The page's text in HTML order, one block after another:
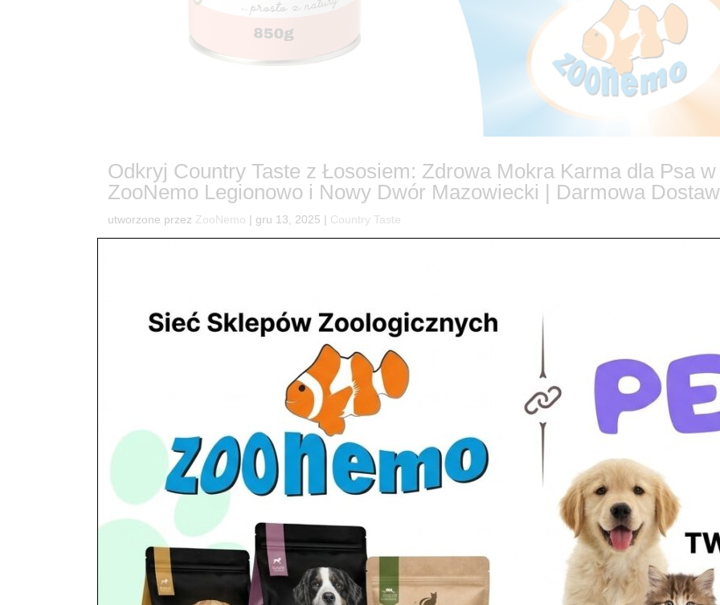
Odkryj Country Taste z Łososiem: Zdrowa Mokra Karma dla Psa w
ZooNemo Legionowo i Nowy Dwór Mazowiecki | Darmowa
utworzone przez ZooNemo | gru 13, 2025 | Country Taste